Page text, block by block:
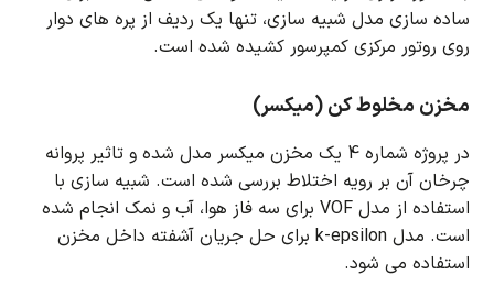
ساده سازی مدل شبیه سازی، تنها یک ردیف از پره های دوار
روی روتور مرکزی کمپرسور کشیده شده است.
مخزن مخلوط کن (میکسر)
در پروژه شماره 4 یک مخزن میکسر مدل شده و تاثیر پروانه
چرخان آن بر رویه اختلاط بررسی شده است. شبیه سازی با
استفاده از مدل VOF برای سه فاز هوا، آب و نمک انجام شده
است.
مدل k-epsilon برای حل جریان آشفته داخل مخزن
استفاده می شود.